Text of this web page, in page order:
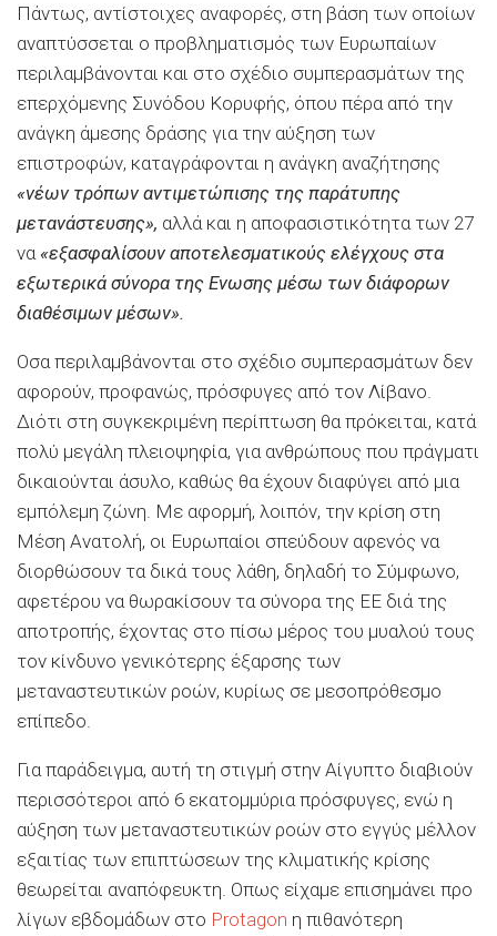
Πάντως, αντίστοιχες αναφορές, στη βάση των οποίων
αναπτύσσεται ο προβληματισμός των Ευρωπαίων
περιλαμβάνονται και στο σχέδιο συμπερασμάτων της
επερχόμενης Συνόδου Κορυφής, όπου πέρα από την
ανάγκη άμεσης δράσης για την αύξηση των
επιστροφών, καταγράφονται η ανάγκη αναζήτησης
«νέων τρόπων αντιμετώπισης της παράτυπης
μετανάστευσης», αλλά και η αποφασιστικότητα των 27
να «εξασφαλίσουν αποτελεσματικούς ελέγχους στα
εξωτερικά σύνορα της Ενωσης μέσω των διάφορων
διαθέσιμων μέσων».
Οσα περιλαμβάνονται στο σχέδιο συμπερασμάτων δεν
αφορούν, προφανώς, πρόσφυγες από τον Λίβανο.
Διότι στη συγκεκριμένη περίπτωση θα πρόκειται, κατά
πολύ μεγάλη πλειοψηφία, για ανθρώπους που πράγματι
δικαιούνται άσυλο, καθώς θα έχουν διαφύγει από μια
εμπόλεμη ζώνη. Με αφορμή, λοιπόν, την κρίση στη
Μέση Ανατολή, οι Ευρωπαίοι σπεύδουν αφενός να
διορθώσουν τα δικά τους λάθη, δηλαδή το Σύμφωνο,
αφετέρου να θωρακίσουν τα σύνορα της ΕΕ διά της
αποτροπής, έχοντας στο πίσω μέρος του μυαλού τους
τον κίνδυνο γενικότερης έξαρσης των
μεταναστευτικών ροών, κυρίως σε μεσοπρόθεσμο
επίπεδο.
Για παράδειγμα, αυτή τη στιγμή στην Αίγυπτο διαβιούν
περισσότεροι από 6 εκατομμύρια πρόσφυγες, ενώ η
αύξηση των μεταναστευτικών ροών στο εγγύς μέλλον
εξαιτίας των επιπτώσεων της κλιματικής κρίσης
θεωρείται αναπόφευκτη. Οπως είχαμε επισημάνει προ
λίγων εβδομάδων στο Ρrotagon η πιθανότερη